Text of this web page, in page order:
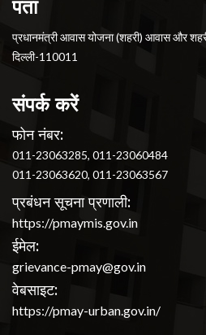
पता
प्रधानमंत्री आवास योजना (शहरी) आवास और
दिल्ली-110011
संपर्क करें
फोन नंबर:
011-23063285, 011-23060484
011-23063620, 011-23063567
प्रबंधन सूचना प्रणाली:
https://pmaymis.gov.in
ईमेल:
grievance-pmay@gov.in
वेबसाइट:
https://pmay-urban.gov.in/